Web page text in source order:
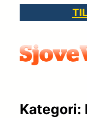
indhold
Kategori: